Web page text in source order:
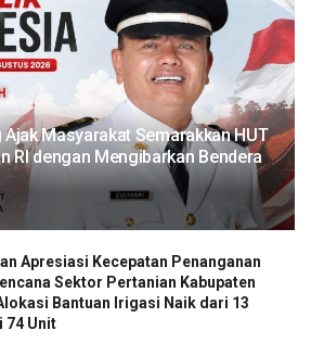
Masyarakat Semarakkan HUT
RI dengan Mengibarkan Bendera
Apresiasi Kecepatan Penanganan
Sektor Pertanian Kabupaten
Bantuan Irigasi Naik dari 13
74 Unit